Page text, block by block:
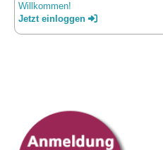
Willkommen!
Jetzt einloggen